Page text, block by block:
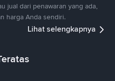
jual dari penawaran yang ada,
harga Anda sendiri.
Lihat selengkapnya